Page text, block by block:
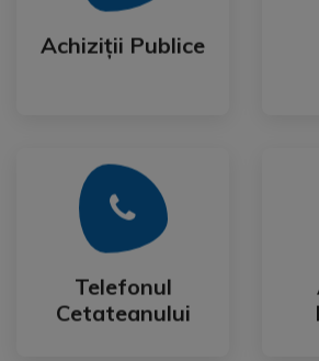
Achiziții Publice
Achiziții Publice
Telefonul
Cetateanului
Telefonul
Cetateanului
Mai Mult